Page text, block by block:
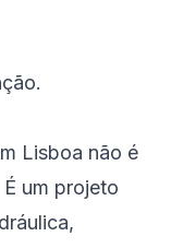
Lisboa não é
um projeto